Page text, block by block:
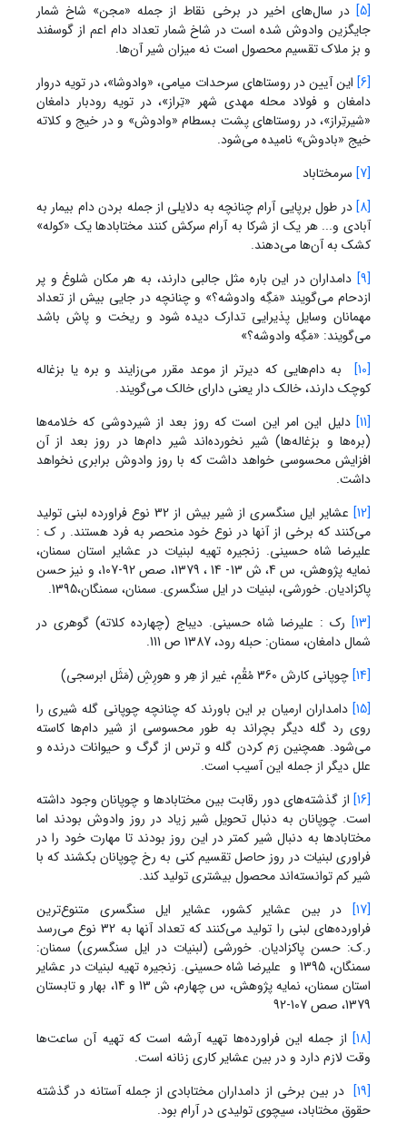
[5]
در سال‌های اخیر در برخی نقاط از جمله «مجن» شاخ شمار
جایگزین وادوش شده است در شاخ شمار تعداد دام اعم از گوسفند
و بز ملاک تقسیم محصول است نه میزان شیر آن‌ها.
[6]
این آیین در روستاهای سرحدات میامی، «وادوشا»، در تویه دروار
دامغان و فولاد محله مهدی شهر «تِراز»، در تویه رودبار دامغان
«شیرتِراز»، در روستاهای پشت بسطام «وادوش» و در خیج و کلاته
خیج «بادوش» نامیده می‌شود.
[7]
سرمختاباد
[8]
در طول برپایی آرام چنانچه به دلایلی از جمله بردن دام بیمار به
آبادی و... هر یک از شرکا به آرام سرکش کنند مختابادها یک «کوله»
کشک به آن‌ها می‌دهند.
[9]
دامداران در این باره مثل جالبی دارند، به هر مکان شلوغ و پر
ازدحام می‌گویند «مَگِه وادوشه؟» و چنانچه در جایی بیش از تعداد
مهمانان وسایل پذیرایی تدارک دیده شود و ریخت و پاش باشد
می‌گویند: «مَگِه وادوشه؟»
[10]
به دام‌هایی که دیرتر از موعد مقرر می‌زایند و بره یا بزغاله
کوچک دارند، خالک دار یعنی دارای خالک می‌گویند.
[11]
دلیل این امر این است که روز بعد از شیردوشی که خلامه‌ها
(بره‌ها و بزغاله‌ها) شیر نخورده‌اند شیر دام‌ها در روز بعد از آن
افزایش محسوسی خواهد داشت که با روز وادوش برابری نخواهد
داشت.
[12]
عشایر ایل سنگسری از شیر بیش از 32 نوع فراورده لبنی تولید
می‌کنند که برخی از آنها در نوع خود منحصر به فرد هستند. ر ک :
علیرضا شاه حسینی. زنجیره تهیه لبنیات در عشایر استان سمنان،
نمایه پژوهش، س 4، ش 13- 14 ، 1379، صص 92-107، و نیز حسن
پاکزادیان. خورشی، لبنیات در ایل سنگسری. سمنان، سمنگان،1395.
[13]
رک : علیرضا شاه حسینی. دیباج (چهارده کلاته) گوهری در
شمال دامغان، سمنان: حبله رود، 1387 ص 111.
[14]
چوپانی کارش 360 مُقُمِ، غیر از هِر و هورِشِ (مَثَل ابرسجی)
[15]
دامداران ارمیان بر این باورند که چنانچه چوپانی گله شیری را
روی رد گله دیگر بچراند به طور محسوسی از شیر دام‌ها کاسته
می‌شود. همچنین رَم کردن گله و ترس از گرگ و حیوانات درنده و
علل دیگر از جمله این آسیب است.
[16]
از گذشته‌های دور رقابت بین مختابادها و چوپانان وجود داشته
است. چوپانان به دنبال تحویل شیر زیاد در روز وادوش بودند اما
مختابادها به دنبال شیر کمتر در این روز بودند تا مهارت خود را در
فراوری لبنیات در روز حاصل تقسیم کنی به رخ چوپانان بکشند که با
شیر کم توانسته‌اند محصول بیشتری تولید کند.
[17]
در بین عشایر کشور، عشایر ایل سنگسری متنوع‌ترین
فراورده‌های لبنی را تولید می‌کنند که تعداد آنها به 32 نوع می‌رسد
ر.ک: حسن پاکزادیان. خورشی (لبنیات در ایل سنگسری) سمنان:
سمنگان، 1395 و علیرضا شاه حسینی. زنجیره تهیه لبنیات در عشایر
استان سمنان، نمایه پژوهش، س چهارم، ش 13 و 14، بهار و تابستان
1379، صص 107-92
[18]
از جمله این فراورده‌ها تهیه آرشه است که تهیه آن ساعت‌ها
وقت لازم دارد و در بین عشایر کاری زنانه است.
[19]
در بین برخی از دامداران مختابادی از جمله آستانه در گذشته
حقوق مختاباد، سیچوی تولیدی در آرام بود.